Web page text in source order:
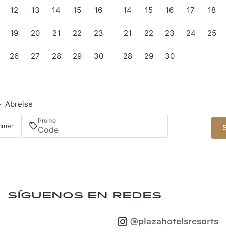
12 13 14 15 16
19 20 21 22 23
26 27 28 29 30
14 15 16 17 18
21 22 23 24 25
28 29 30
Abreise
Promo
Síguenos en redes
@plazahotelsresorts